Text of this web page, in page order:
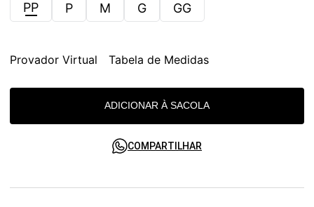
PP P M G GG
Provador Virtual Tabela de Medidas
ADICIONAR À SACOLA
COMPARTILHAR